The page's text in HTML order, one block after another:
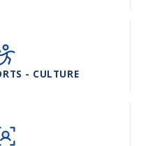
- CULTURE